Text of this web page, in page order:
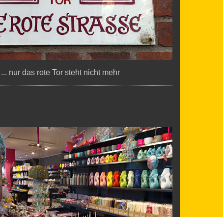
... nur das rote Tor steht nicht mehr